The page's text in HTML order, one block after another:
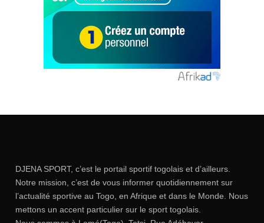
DJENA SPORT, c’est le portail sportif togolais et d’ailleurs.
Notre mission, c’est de vous informer quotidiennement sur
l’actualité sportive au Togo, en Afrique et dans le Monde. Nous
mettons un accent particulier sur le sport togolais.